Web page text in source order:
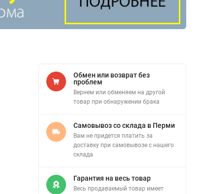
Обмен или возврат без
проблем
Вернем или обменяем на другой
товар при обнаружении брака
Самовывоз со склада в Перми
Вам не придется платить за
доставку при самовывозе с нашего
склада
Гарантия на весь товар
Весь продаваемый товар имеет